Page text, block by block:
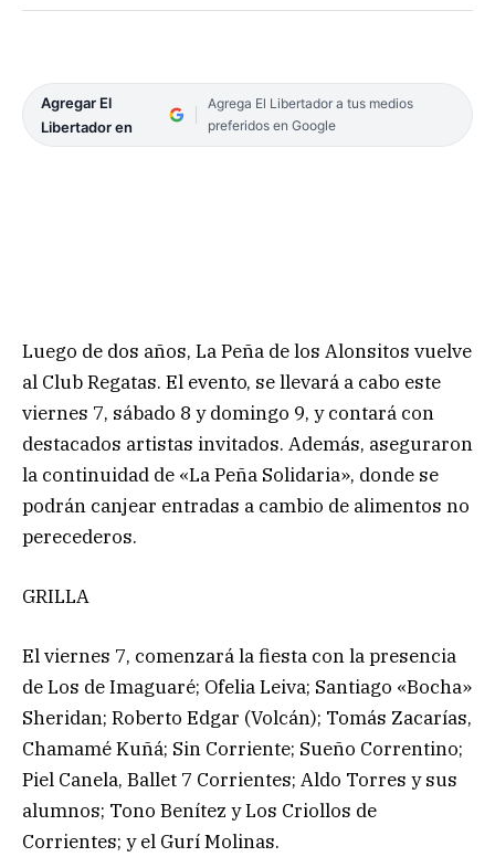
Agregar El
Libertador en
Agrega El Libertador a tus medios
preferidos en Google
Luego de dos años, La Peña de los Alonsitos vuelve
al Club Regatas. El evento, se llevará a cabo este
viernes 7, sábado 8 y domingo 9, y contará con
destacados artistas invitados. Además, aseguraron
la continuidad de «La Peña Solidaria», donde se
podrán canjear entradas a cambio de alimentos no
perecederos.
GRILLA
El viernes 7, comenzará la fiesta con la presencia
de Los de Imaguaré; Ofelia Leiva; Santiago «Bocha»
Sheridan; Roberto Edgar (Volcán); Tomás Zacarías,
Chamamé Kuñá; Sin Corriente; Sueño Correntino;
Piel Canela, Ballet 7 Corrientes; Aldo Torres y sus
alumnos; Tono Benítez y Los Criollos de
Corrientes; y el Gurí Molinas.